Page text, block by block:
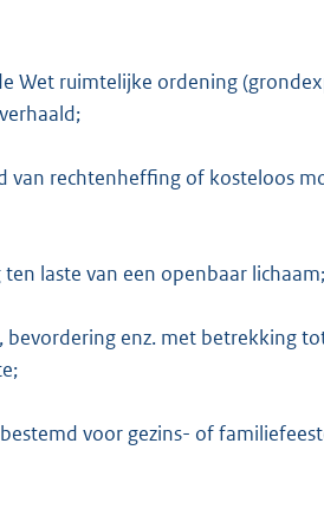
Wet ruimtelijke ordening
van rechtenheffing of kosteloos
laste van een openbaar lichaam;
enz. met betrekking
voor gezins- of